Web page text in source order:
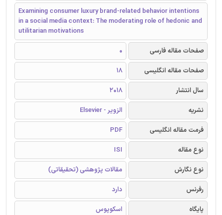
Examining consumer luxury brand-related behavior intentions
in a social media context: The moderating role of hedonic and
utilitarian motivations
صفحات مقاله فارسی
0
صفحات مقاله انگلیسی
18
سال انتشار
2018
نشریه
الزویر - Elsevier
فرمت مقاله انگلیسی
PDF
نوع مقاله
ISI
نوع نگارش
مقالات پژوهشی (تحقیقاتی)
رفرنس
دارد
پایگاه
اسکوپوس